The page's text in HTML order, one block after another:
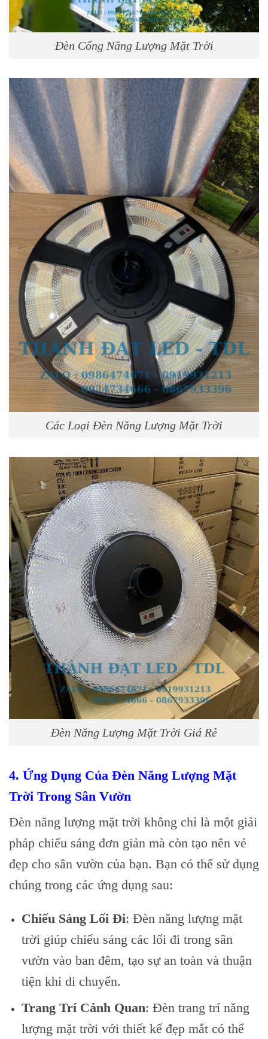
Đèn Cổng Năng Lượng Mặt Trời
Các Loại Đèn Năng Lượng Mặt Trời
Đèn Năng Lượng Mặt Trời Giá Rẻ
4. Ứng Dụng Của Đèn Năng Lượng Mặt
Trời Trong Sân Vườn
Đèn năng lượng mặt trời không chỉ là một giải
pháp chiếu sáng đơn giản mà còn tạo nên vẻ
đẹp cho sân vườn của bạn. Bạn có thể sử dụng
chúng trong các ứng dụng sau:
Chiếu Sáng Lối Đi: Đèn năng lượng mặt
trời giúp chiếu sáng các lối đi trong sân
vườn vào ban đêm, tạo sự an toàn và thuận
tiện khi di chuyển.
Trang Trí Cảnh Quan: Đèn trang trí năng
lượng mặt trời với thiết kế đẹp mắt có thể